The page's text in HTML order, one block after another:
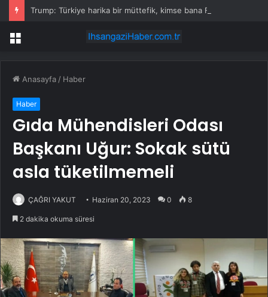
Menü
Anasayfa / Haber
Haber
Gıda Mühendisleri Odası
Başkanı Uğur: Sokak sütü
asla tüketilmemeli
ÇAĞRI YAKUT Haziran 20, 2023 0 8
2 dakika okuma süresi